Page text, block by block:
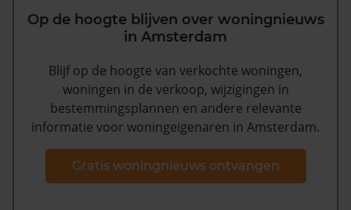
Op de hoogte blijven over woningnieuws
in Amsterdam
Blijf op de hoogte van verkochte woningen,
woningen in de verkoop, wijzigingen in
bestemmingsplannen en andere relevante
informatie voor woningeigenaren in Amsterdam.
Gratis woningnieuws ontvangen